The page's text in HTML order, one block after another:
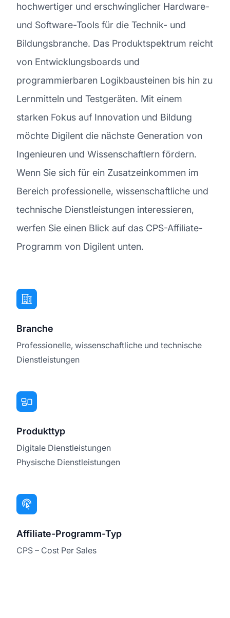
hochwertiger und erschwinglicher Hardware-
und Software-Tools für die Technik- und
Bildungsbranche. Das Produktspektrum reicht
von Entwicklungsboards und
programmierbaren Logikbausteinen bis hin zu
Lernmitteln und Testgeräten. Mit einem
starken Fokus auf Innovation und Bildung
möchte Digilent die nächste Generation von
Ingenieuren und Wissenschaftlern fördern.
Wenn Sie sich für ein Zusatzeinkommen im
Bereich professionelle, wissenschaftliche und
technische Dienstleistungen interessieren,
werfen Sie einen Blick auf das CPS-Affiliate-
Programm von Digilent unten.
Branche
Professionelle, wissenschaftliche und technische
Dienstleistungen
Produkttyp
Digitale Dienstleistungen
Physische Dienstleistungen
Affiliate-Programm-Typ
CPS – Cost Per Sales